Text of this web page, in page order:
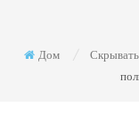
Дом Скрывать